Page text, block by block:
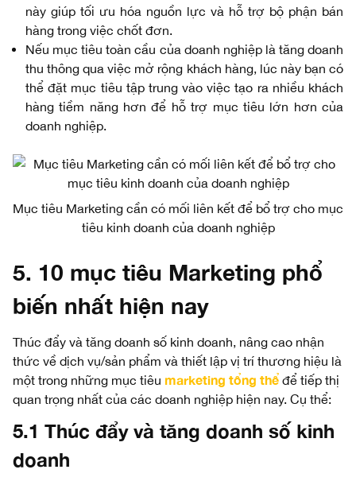
này giúp tối ưu hóa nguồn lực và hỗ trợ bộ phận bán
hàng trong việc chốt đơn.
Nếu mục tiêu toàn cầu của doanh nghiệp là tăng doanh
thu thông qua việc mở rộng khách hàng, lúc này bạn có
thể đặt mục tiêu tập trung vào việc tạo ra nhiều khách
hàng tiềm năng hơn để hỗ trợ mục tiêu lớn hơn của
doanh nghiệp.
Mục tiêu Marketing cần có mối liên kết để bổ trợ cho mục
tiêu kinh doanh của doanh nghiệp
5. 10 mục tiêu Marketing phổ
biến nhất hiện nay
Thúc đẩy và tăng doanh số kinh doanh, nâng cao nhận
thức về dịch vụ/sản phẩm và thiết lập vị trí thương hiệu là
một trong những mục tiêu marketing tổng thể để tiếp thị
quan trọng nhất của các doanh nghiệp hiện nay. Cụ thể:
5.1 Thúc đẩy và tăng doanh số kinh
doanh